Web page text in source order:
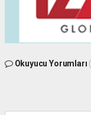
Okuyucu Yorumları